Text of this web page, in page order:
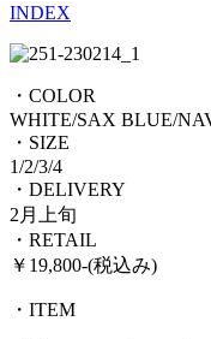
INDEX
・COLOR
WHITE/SAX BLUE/
・SIZE
1/2/3/4
・DELIVERY
2月上旬
・RETAIL
￥19,800-(税込み)
・ITEM